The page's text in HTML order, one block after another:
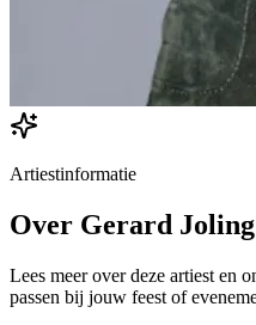
Artiestinformatie
Over Gerard Joling
Lees meer over deze artiest en
passen bij jouw feest of